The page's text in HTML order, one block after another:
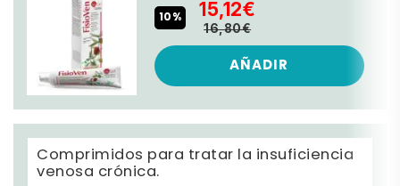
10% 15,12€
16,80€
AÑADIR
Comprimidos para tratar la insuficiencia
venosa crónica.